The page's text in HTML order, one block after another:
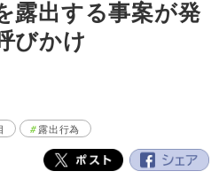
出する事案が発
びかけ
露出行為